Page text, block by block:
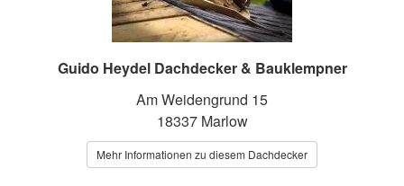
Guido Heydel Dachdecker & Bauklempner
Am Weidengrund 15
18337 Marlow
Mehr Informationen zu diesem Dachdecker